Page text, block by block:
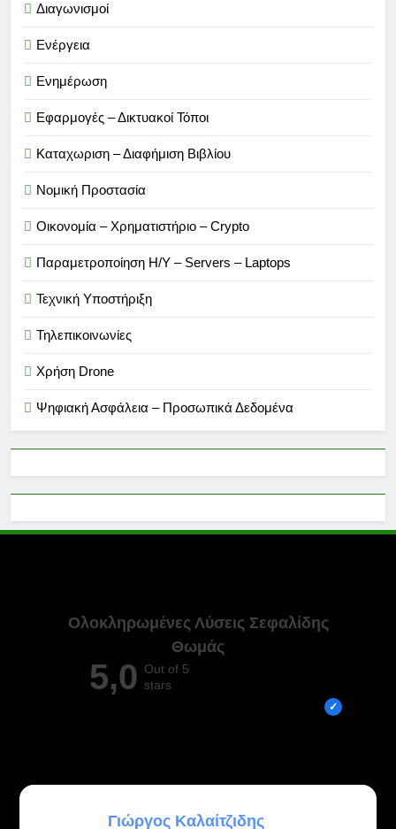
Διαγωνισμοί
Ενέργεια
Ενημέρωση
Εφαρμογές – Δικτυακοί Τόποι
Καταχωριση – Διαφήμιση Βιβλίου
Νομική Προστασία
Οικονομία – Χρηματιστήριο – Crypto
Παραμετροποίηση Η/Υ – Servers – Laptops
Τεχνική Υποστήριξη
Τηλεπικοινωνίες
Χρήση Drone
Ψηφιακή Ασφάλεια – Προσωπικά Δεδομένα
Ολοκληρωμένες Λύσεις Σεφαλίδης
Θωμάς
5,0 Out of 5
stars
ATHANASIOS PLAKAROS